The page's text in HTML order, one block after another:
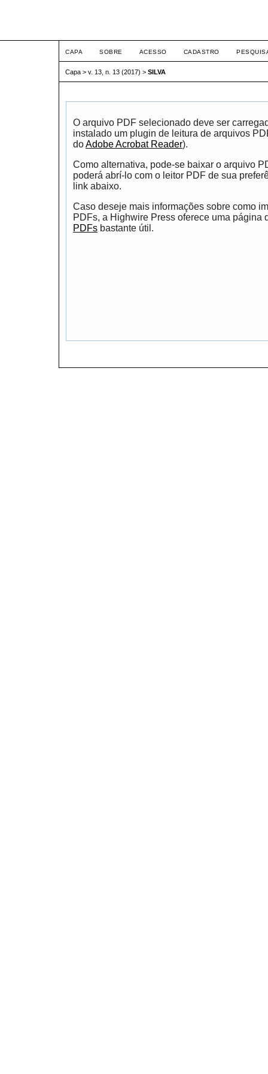
CAPA SOBRE ACESSO CADASTRO
Capa > v. 13, n. 13 (2017) > SILVA
O arquivo PDF selecionado deve ser
instalado um plugin de leitura de arquivos
doAdobe Acrobat Reader).
Como alternativa, pode-se baixar o arquivo
poderá abrí-lo com o leitor PDF de sua
link abaixo.
Caso deseje mais informações sobre como
PDFs, a Highwire Press oferece uma página
PDFs bastante útil.